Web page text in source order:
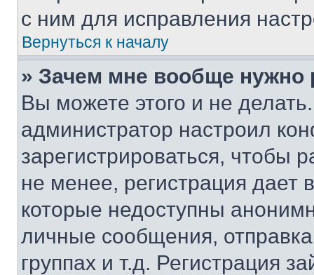
с ним для исправления
Вернуться к началу
» Зачем мне вообще нужно
Вы можете этого и не
администратор настроил
зарегистрироваться, чтобы
не менее, регистрация
которые недоступны
личные сообщения,
группах и т.д. Регистрация